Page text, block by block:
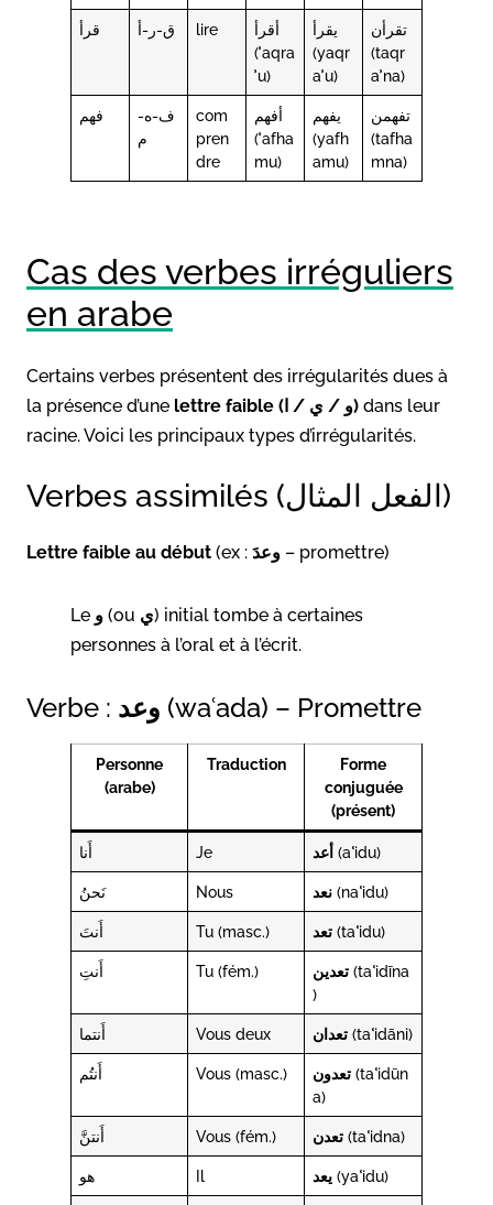
قرأ ق-ر-أ lire
أقرأ
(ʾaqra
ʾu)
يقرأ
(yaqr
aʾu)
تقرأن
(taqr
aʾna)
فهم
ف-ه-
م
com
pren
dre
أفهم
(ʾafha
mu)
يفهم
(yafh
amu)
تفهمن
(tafha
mna)
Cas des verbes irréguliers
en arabe
Certains verbes présentent des irrégularités dues à
la présence d’une
lettre faible (و / ي / ا) dans leur
racine. Voici les principaux types d’irrégularités.
Verbes assimilés (الفعل المثال)
Lettre faible au début (ex : وعدَ – promettre)
Le و (ou ي) initial tombe à certaines
personnes à l’oral et à l’écrit.
Verbe : وعد (waʿada) – Promettre
Personne
(arabe)
Traduction
Forme
conjuguée
(présent)
أَنا Je أعد (aʿidu)
نَحنُ Nous نعد (naʿidu)
أَنتَ Tu (masc.) تعد (taʿidu)
أَنتِ Tu (fém.) تعدين (taʿidīna
)
أَنتما Vous deux تعدان (taʿidāni)
أَنتُم Vous (masc.) تعدون (taʿidūn
a)
أَنتنَّ Vous (fém.) تعدن (taʿidna)
هو Il يعد (yaʿidu)